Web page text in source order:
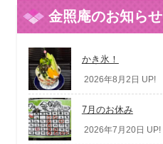
金照庵のお知らせ
かき氷！
2026年8月2日 UP!
7月のお休み
2026年7月20日 UP!